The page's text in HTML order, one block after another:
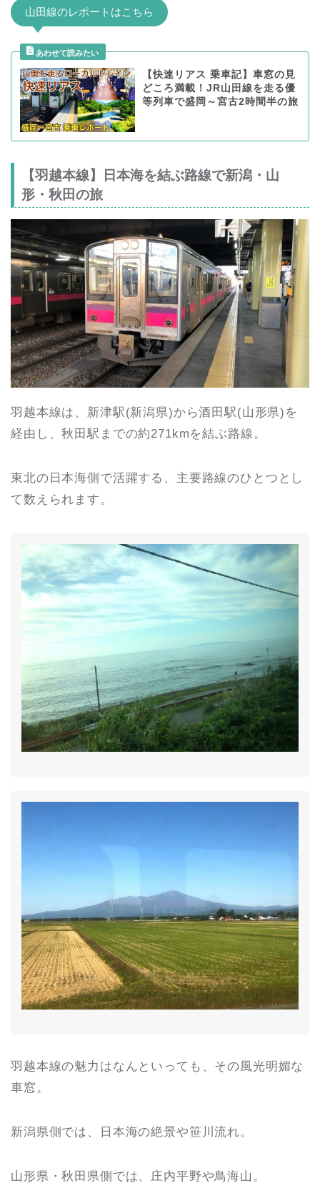
山田線のレポートはこちら
【快速リアス 乗車記】車窓の見
どころ満載！JR山田線を走る優
等列車で盛岡～宮古2時間半の旅
【羽越本線】日本海を結ぶ路線で新潟・山
形・秋田の旅
羽越本線は、新津駅(新潟県)から酒田駅(山形県)を
経由し、秋田駅までの約271kmを結ぶ路線。
東北の日本海側で活躍する、主要路線のひとつとし
て数えられます。
羽越本線の魅力はなんといっても、その風光明媚な
車窓。
新潟県側では、日本海の絶景や笹川流れ。
山形県・秋田県側では、庄内平野や鳥海山。